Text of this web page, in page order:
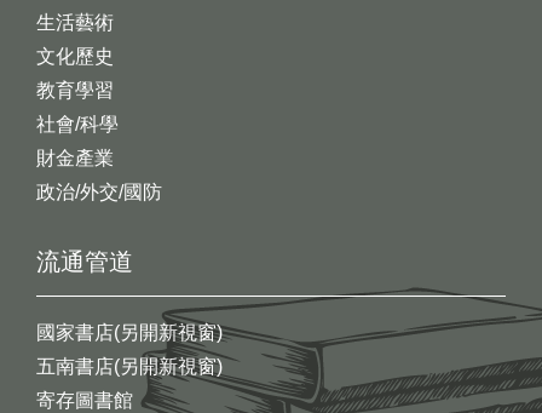
生活藝術
文化歷史
教育學習
社會/科學
財金產業
政治/外交/國防
流通管道
國家書店(另開新視窗)
五南書店(另開新視窗)
寄存圖書館